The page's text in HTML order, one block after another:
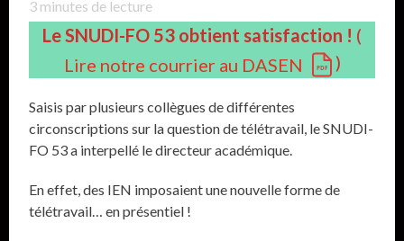
3 minutes de lecture
Le SNUDI-FO 53 obtient satisfaction ! (
Lire notre courrier au DASEN
)
Saisis par plusieurs collègues de différentes
circonscriptions sur la question de télétravail, le SNUDI-
FO 53 a interpellé le directeur académique.
En effet, des IEN imposaient une nouvelle forme de
télétravail… en présentiel !